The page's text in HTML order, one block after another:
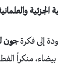
الجزئية
إلى فكرةجون
منكراً